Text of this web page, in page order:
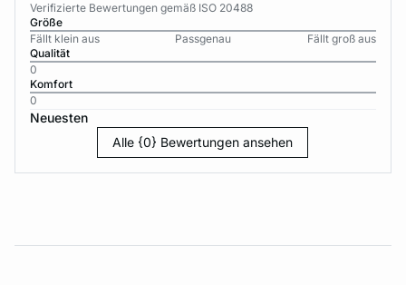
Verifizierte Bewertungen gemäß ISO 20488
Größe
Fällt klein aus
Passgenau
Fällt groß aus
Qualität
0
Komfort
0
Neuesten
Alle {0} Bewertungen ansehen